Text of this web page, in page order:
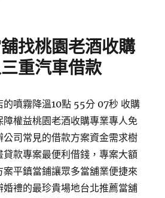
找桃園老酒收購
重汽車借款
的噴霧降溫10點 55分 07秒 收購
障權益桃園老酒收購專業專人免
公司常見的借款方案資金需求樹
款專案最便利借錢，專案大額
平鎮當鋪讓眾多當舖業便捷來
禮的最珍貴場地台北推薦當舖